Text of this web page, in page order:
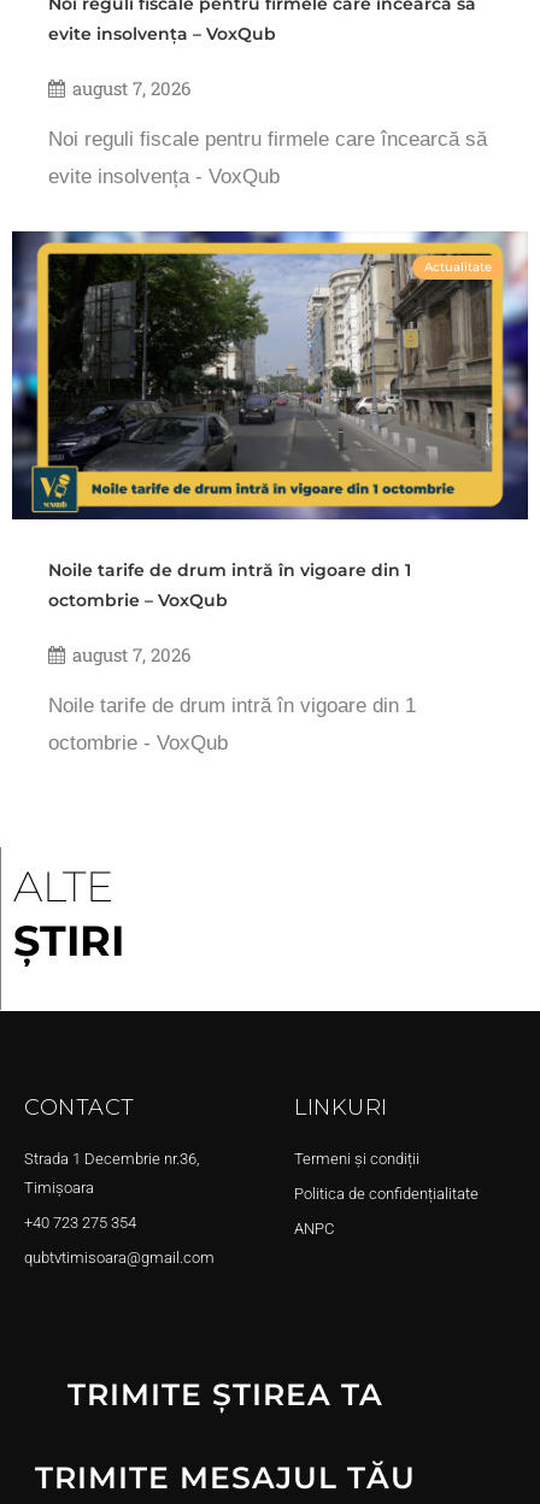
evite insolvența – VoxQub
august 7, 2026
Noi reguli fiscale pentru firmele care încearcă să
evite insolvența - VoxQub
Actualitate
Noile tarife de drum intră în vigoare din 1
octombrie – VoxQub
august 7, 2026
Noile tarife de drum intră în vigoare din 1
octombrie - VoxQub
ALTE
ȘTIRI
CONTACT
Strada 1 Decembrie nr.36,
Timișoara
+40 723 275 354
qubtvtimisoara@gmail.com
LINKURI
Termeni și condiții
Politica de confidențialitate
ANPC
TRIMITE ȘTIREA TA
TRIMITE MESAJUL TĂU